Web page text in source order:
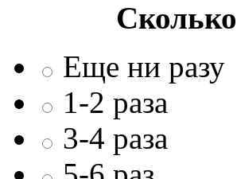
Еще ни разу
1-2 раза
3-4 раза